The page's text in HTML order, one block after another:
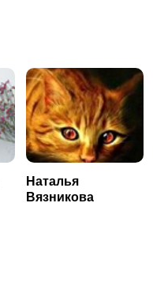
Наталья
Вязникова